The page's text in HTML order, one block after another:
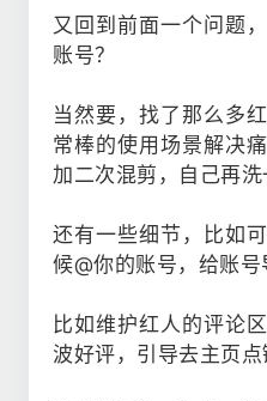
又回到前面一个问题
账号？
当然要，找了那么多
常棒的使用场景解决
加二次混剪，自己再洗
还有一些细节，比如
候@你的账号，给账号
比如维护红人的评论
波好评，引导去主页点